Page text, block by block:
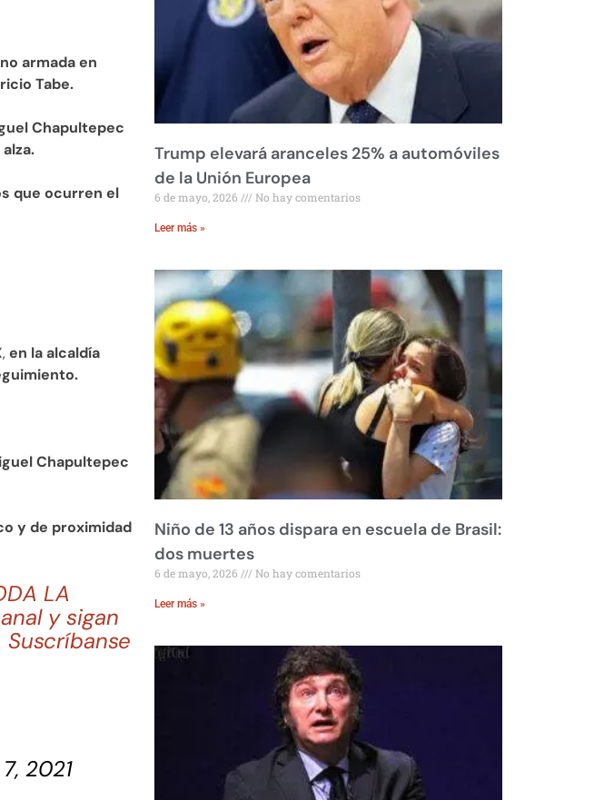
armada en
Tabe.
Chapultepec
que ocurren el
en la alcaldía
Chapultepec
y de proximidad
LA
y sigan
2021
Trump elevará aranceles 25% a automóviles
de la Unión Europea
6 de mayo, 2026 No hay comentarios
Leer más »
Niño de 13 años dispara en escuela de Brasil:
dos muertes
6 de mayo, 2026 No hay comentarios
Leer más »